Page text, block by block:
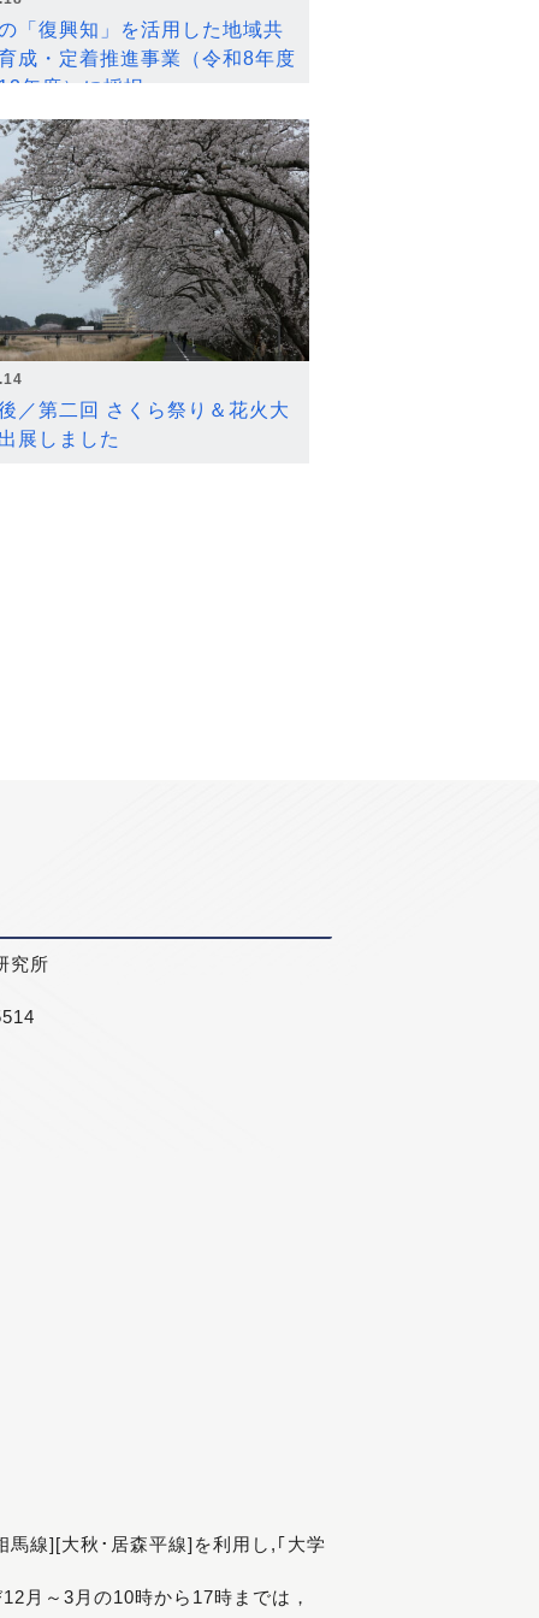
「復興知」を活用した地域共
成・定着推進事業（令和8年度
年度）に採択
／第二回 さくら祭り＆花火大
展しました
究所
線][大秋･居森平線]を利用し,｢大学
月～3月の10時から17時までは，